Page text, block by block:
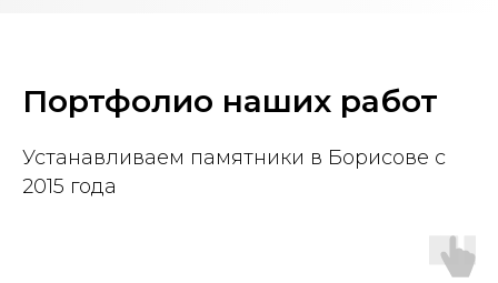
Портфолио наших работ
Устанавливаем памятники в Борисове с
2015 года